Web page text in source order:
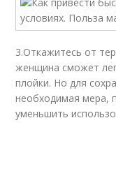
3.Откажитесь от
женщина сможет
плойки. Но для
необходимая мера,
уменьшить